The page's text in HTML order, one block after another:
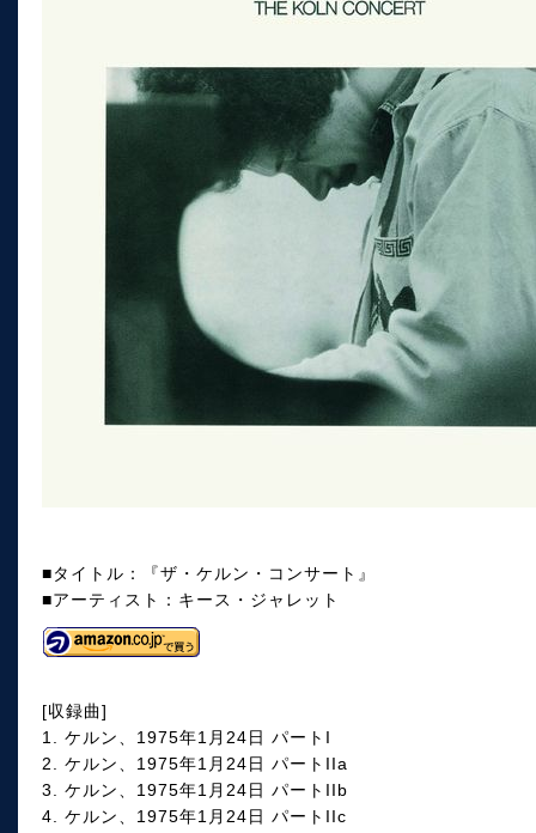
■タイトル：『ザ・ケルン・コンサート』
■アーティスト：キース・ジャレット
[収録曲]
1. ケルン、1975年1月24日 パートI
2. ケルン、1975年1月24日 パートIIa
3. ケルン、1975年1月24日 パートIIb
4. ケルン、1975年1月24日 パートIIc